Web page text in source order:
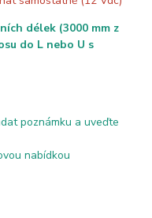
délek (3000 mm z
do L nebo U s
poznámku a uveďte
nabídkou